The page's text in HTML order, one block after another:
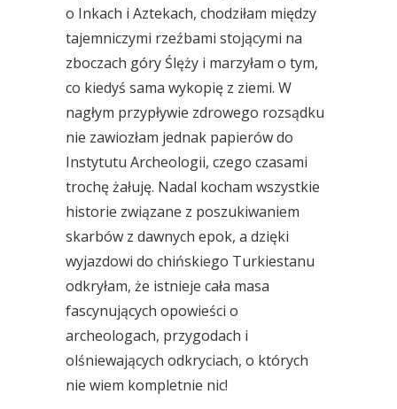
o Inkach i Aztekach, chodziłam między
tajemniczymi rzeźbami stojącymi na
zboczach góry Ślęży i marzyłam o tym,
co kiedyś sama wykopię z ziemi. W
nagłym przypływie zdrowego rozsądku
nie zawiozłam jednak papierów do
Instytutu Archeologii, czego czasami
trochę żałuję. Nadal kocham wszystkie
historie związane z poszukiwaniem
skarbów z dawnych epok, a dzięki
wyjazdowi do chińskiego Turkiestanu
odkryłam, że istnieje cała masa
fascynujących opowieści o
archeologach, przygodach i
olśniewających odkryciach, o których
nie wiem kompletnie nic!